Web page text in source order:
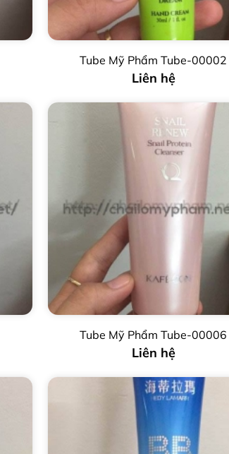
Tube Mỹ Phẩm Tube-00002
Liên hệ
Tube Mỹ Phẩm Tube-00006
Liên hệ